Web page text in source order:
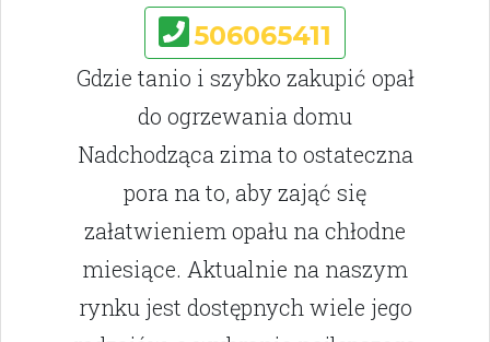
506065411
Gdzie tanio i szybko zakupić opał
do ogrzewania domu
Nadchodząca zima to ostateczna
pora na to, aby zająć się
załatwieniem opału na chłodne
miesiące. Aktualnie na naszym
rynku jest dostępnych wiele jego